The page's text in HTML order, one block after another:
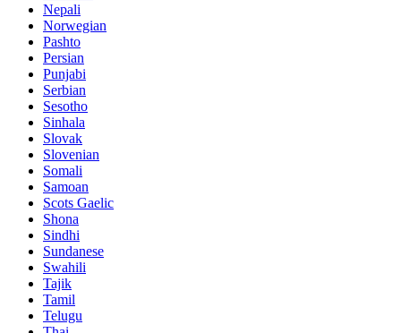
Nepali
Norwegian
Pashto
Persian
Punjabi
Serbian
Sesotho
Sinhala
Slovak
Slovenian
Somali
Samoan
Scots Gaelic
Shona
Sindhi
Sundanese
Swahili
Tajik
Tamil
Telugu